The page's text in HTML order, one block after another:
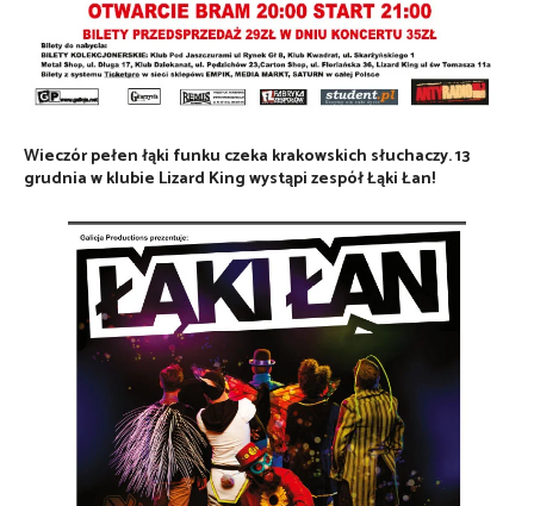
Wieczór pełen łąki funku czeka krakowskich słuchaczy. 13
grudnia w klubie Lizard King wystąpi zespół Łąki Łan!